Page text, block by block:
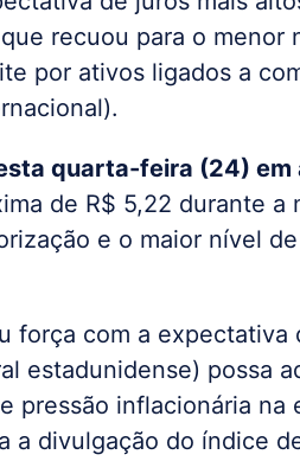
recuou para o menor
por ativos ligados a
quarta-feira (24) em
de R$ 5,22 durante a
e o maior nível
força com a expectativa
estadunidense) possa
pressão inflacionária na
a divulgação do índice